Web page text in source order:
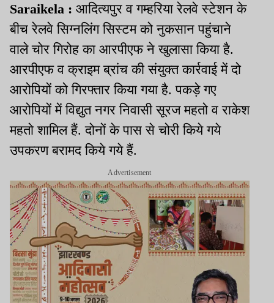
Saraikela : आदित्यपुर व गम्हरिया रेलवे स्टेशन के
बीच रेलवे सिग्नलिंग सिस्टम को नुकसान पहुंचाने
वाले चोर गिरोह का आरपीएफ ने खुलासा किया है.
आरपीएफ व क्राइम ब्रांच की संयुक्त कार्रवाई में दो
आरोपियों को गिरफ्तार किया गया है. पकड़े गए
आरोपियों में विद्युत नगर निवासी सूरज महतो व राकेश
महतो शामिल हैं. दोनों के पास से चोरी किये गये
उपकरण बरामद किये गये हैं.
Advertisement